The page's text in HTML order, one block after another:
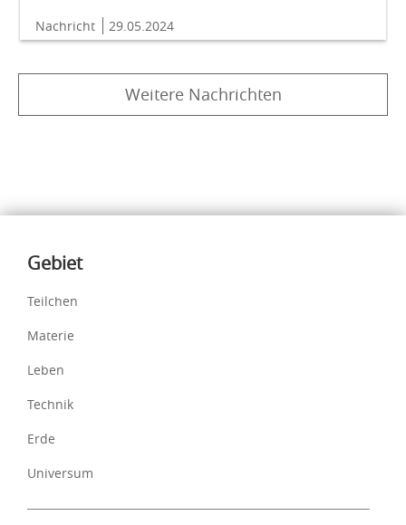
Nachricht 29.05.2024
Weitere Nachrichten
Inhalte
Gebiet
Teilchen
Materie
Leben
Technik
Erde
Universum